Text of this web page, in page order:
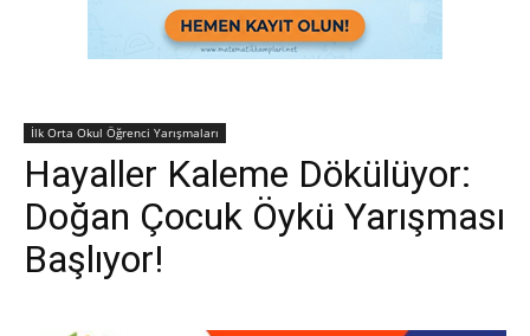
İlk Orta Okul Öğrenci Yarışmaları
Hayaller Kaleme Dökülüyor:
Doğan Çocuk Öykü Yarışması
Başlıyor!